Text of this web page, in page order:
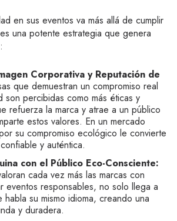
en sus eventos va más allá de cumplir
una potente estrategia que genera
Corporativa y Reputación de
que demuestran un compromiso real
son percibidas como más éticas y
refuerza la marca y atrae a un público
estos valores. En un mercado
su compromiso ecológico le convierte
y auténtica.
con el Público Eco-Consciente:
cada vez más las marcas con
eventos responsables, no solo llega a
su mismo idioma, creando una
y duradera.